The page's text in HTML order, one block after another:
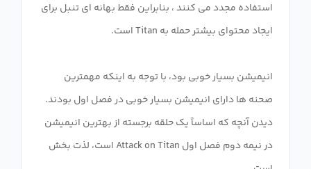
استفاده مجدد می کنند ، بنابراین فقط بهانه ای تنبل برای
انیمیشن بسیار خوبی بود، با توجه به اینکه مهمترین
صحنه ها دارای انیمیشن بسیار خوبی در فصل اول بودند.
دیدن آنچه که اساساً یک حلقه برجسته از بهترین انیمیشن
در نیمه دوم فصل اول Attack on Titan است، لذت بخش